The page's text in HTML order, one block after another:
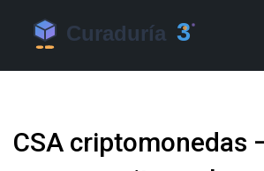
CSA criptomonedas